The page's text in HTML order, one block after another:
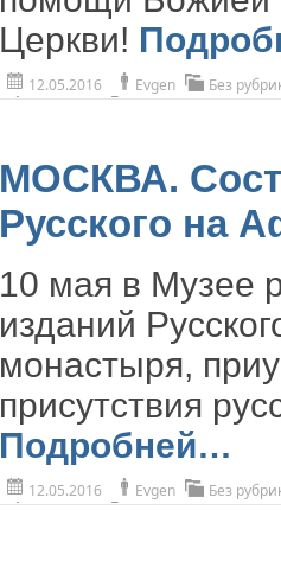
Церкви!
12.05.2016 Evgen Без
МОСКВА.
Русского на
10 мая в Музее
изданий
монастыря,
присутствия
Подробней…
12.05.2016 Evgen Без